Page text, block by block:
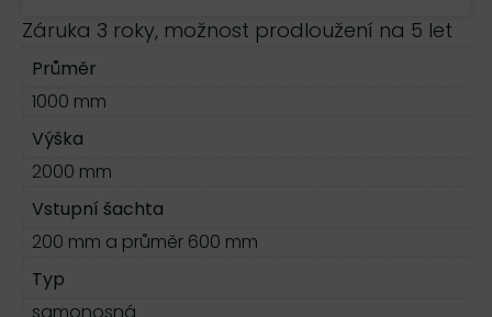
Záruka 3 roky, možnost prodloužení na 5 let
Průměr
1000 mm
Výška
2000 mm
Vstupní šachta
200 mm a průměr 600 mm
Typ